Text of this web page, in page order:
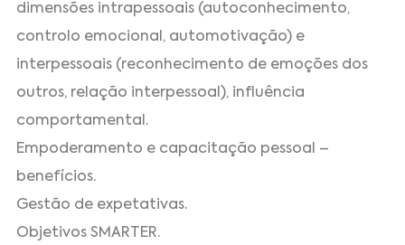
dimensões intrapessoais (autoconhecimento,
controlo emocional, automotivação) e
interpessoais (reconhecimento de emoções dos
outros, relação interpessoal), influência
comportamental.
Empoderamento e capacitação pessoal –
benefícios.
Gestão de expetativas.
Objetivos SMARTER.